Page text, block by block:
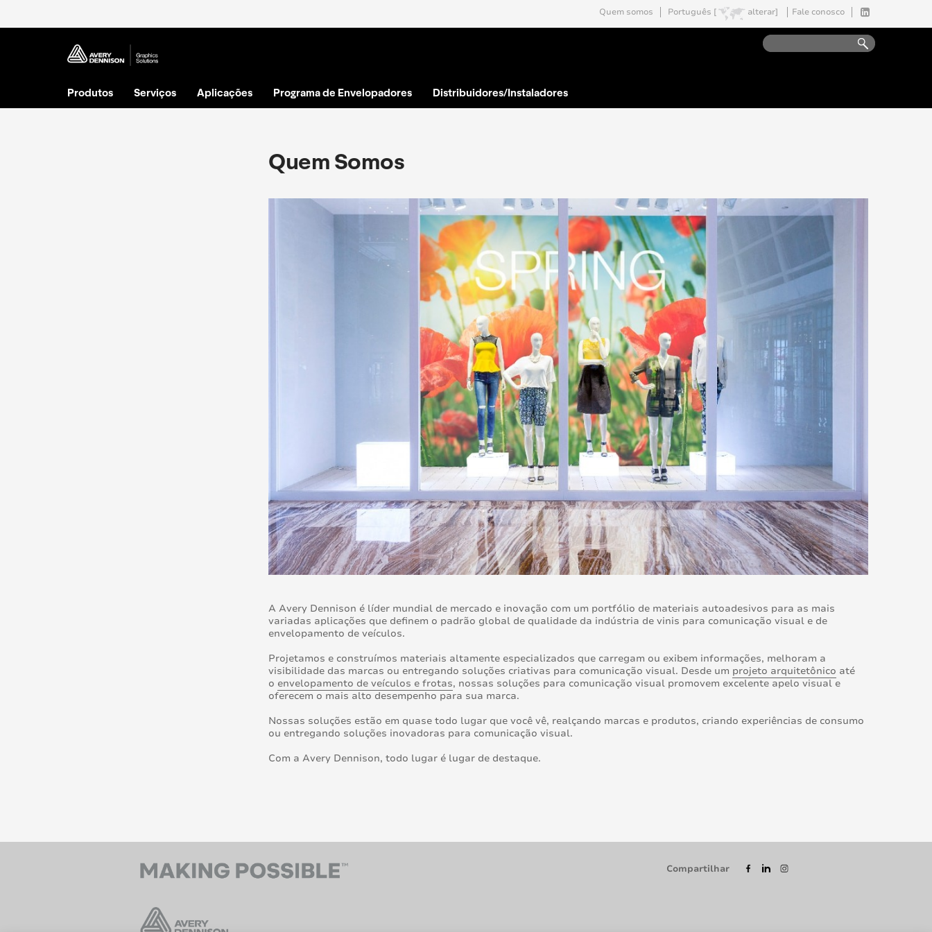
Quem somos Português [ alterar] Fale conosco
Produtos Serviços Aplicações Programa de Envelopadores Distribuidores/Instaladores
Quem Somos
A Avery Dennison é líder mundial de mercado e inovação com um portfólio de materiais autoadesivos para as mais
variadas aplicações que definem o padrão global de qualidade da indústria de vinis para comunicação visual e de
envelopamento de veículos.
Projetamos e construímos materiais altamente especializados que carregam ou exibem informações, melhoram a
visibilidade das marcas ou entregando soluções criativas para comunicação visual. Desde um projeto arquitetônico até
o envelopamento de veículos e frotas, nossas soluções para comunicação visual promovem excelente apelo visual e
oferecem o mais alto desempenho para sua marca.
Nossas soluções estão em quase todo lugar que você vê, realçando marcas e produtos, criando experiências de consumo
ou entregando soluções inovadoras para comunicação visual.
Com a Avery Dennison, todo lugar é lugar de destaque.
Compartilhar